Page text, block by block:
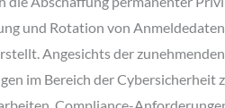
und Rotation von
Angesichts der
im Bereich der Cybersicherheit